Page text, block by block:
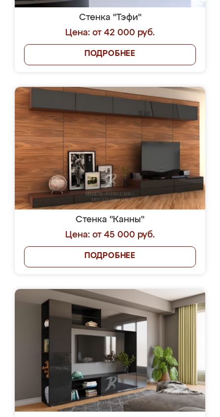
Стенка "Тэфи"
Цена: от 42 000 руб.
ПОДРОБНЕЕ
Стенка "Канны"
Цена: от 45 000 руб.
ПОДРОБНЕЕ